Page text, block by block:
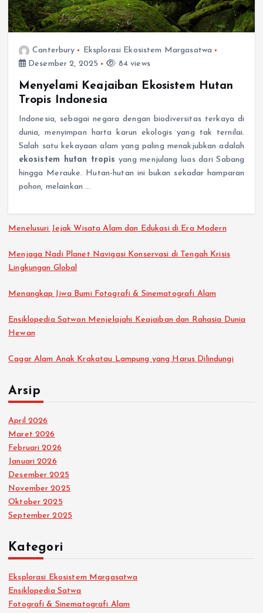
Canterbury
Eksplorasi Ekosistem Margasatwa
Desember 2, 2025
84 views
Menyelami Keajaiban Ekosistem Hutan
Tropis Indonesia
Indonesia, sebagai negara dengan biodiversitas terkaya di
dunia, menyimpan harta karun ekologis yang tak ternilai.
Salah satu kekayaan alam yang paling menakjubkan adalah
ekosistem hutan tropis yang menjulang luas dari Sabang
hingga Merauke. Hutan-hutan ini bukan sekadar hamparan
pohon, melainkan …
Menelusuri Jejak Wisata Alam dan Edukasi di Era Modern
Menjaga Nadi Planet Navigasi Konservasi di Tengah Krisis
Lingkungan Global
Menangkap Jiwa Bumi Fotografi & Sinematografi Alam
Ensiklopedia Satwan Menjelajahi Keajaiban dan Rahasia Dunia
Hewan
Cagar Alam Anak Krakatau Lampung yang Harus Dilindungi
Arsip
April 2026
Maret 2026
Februari 2026
Januari 2026
Desember 2025
November 2025
Oktober 2025
September 2025
Kategori
Eksplorasi Ekosistem Margasatwa
Ensiklopedia Satwa
Fotografi & Sinematografi Alam